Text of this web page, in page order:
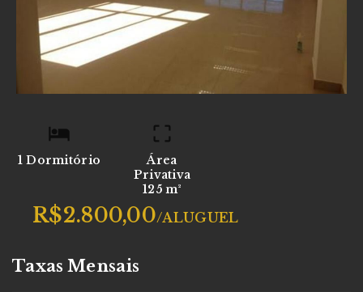
1 Dormitório
Área
Privativa
125 m²
R$2.800,00/ALUGUEL
Taxas Mensais